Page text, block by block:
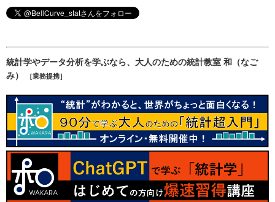
統計学やデータ分析を学ぶなら、大人のための統計教室 和（なご
み）
［業務提携］